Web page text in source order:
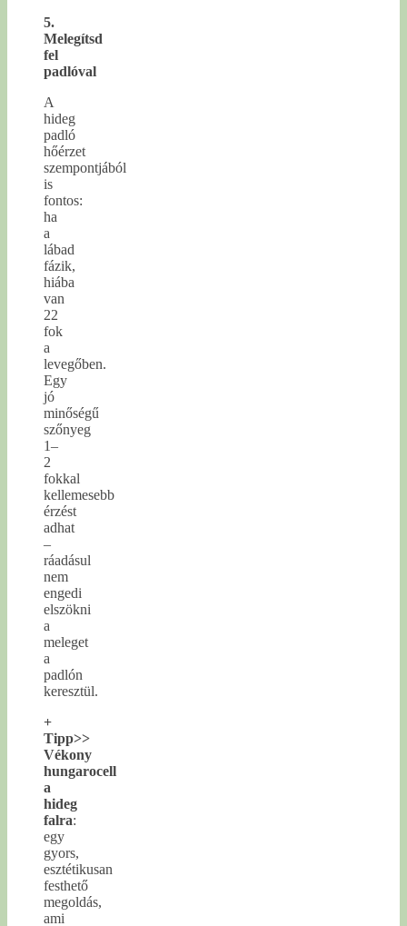
5.
Melegítsd
fel
padlóval
A
hideg
padló
hőérzet
szempontjából
is
fontos:
ha
a
lábad
fázik,
hiába
van
22
fok
a
levegőben.
Egy
jó
minőségű
szőnyeg
1–
2
fokkal
kellemesebb
érzést
adhat
–
ráadásul
nem
engedi
elszökni
a
meleget
a
padlón
keresztül.
+
Tipp>>
Vékony
hungarocell
a
hideg
falra:
egy
gyors,
esztétikusan
festhető
megoldás,
ami